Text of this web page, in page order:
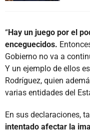
“Hay un juego por el
enceguecidos.
Gobierno no va a
Y un ejemplo de ellos
Rodríguez, quien
varias entidades del
En sus declaraciones,
intentado afectar la